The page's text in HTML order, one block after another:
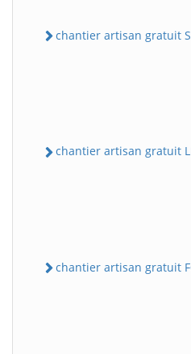
chantier artisan gratuit
chantier artisan gratuit
chantier artisan gratuit